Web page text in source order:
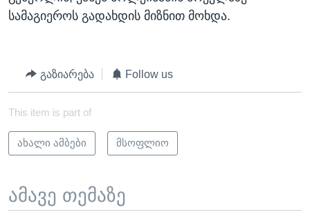
სამაგიეროს გადახდის მიზნით მოხდა.
გაზიარება Follow us
This item is part of
ახალი ამბები მსოფლიო
ამავე თემაზე